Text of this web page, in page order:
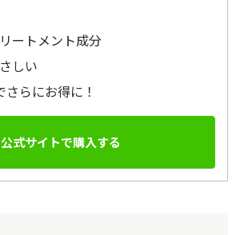
ートメント成分
しい
らにお得に！
公式サイトで購入する